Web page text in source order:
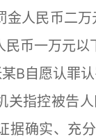
金人民币二
币一万元以
自愿认罪认
指控被告人
据确实、充